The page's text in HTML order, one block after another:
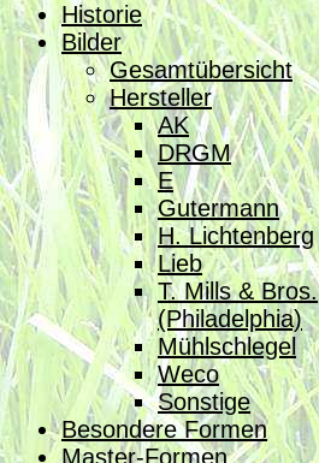
Historie
Bilder
Gesamtübersicht
Hersteller
AK
DRGM
E
Gutermann
H. Lichtenberg
Lieb
T. Mills & Bros.
(Philadelphia)
Mühlschlegel
Weco
Sonstige
Besondere Formen
Master-Formen